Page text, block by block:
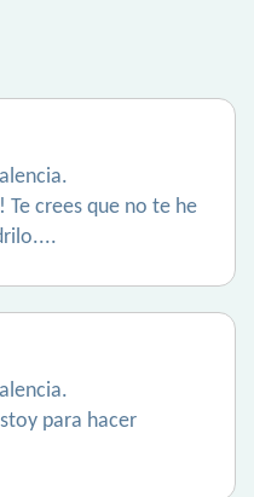
Te crees que no te he
para hacer